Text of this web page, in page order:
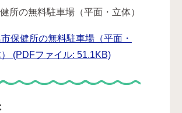
所の無料駐車場（平面・立体）
保健所の無料駐車場（平面・
(PDFファイル: 51.1KB)